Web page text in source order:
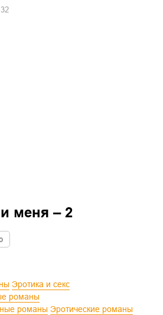
меня – 2
Эротика и секс
романы
романы
Эротические романы